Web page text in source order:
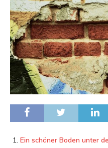
Ein schöner Boden unter